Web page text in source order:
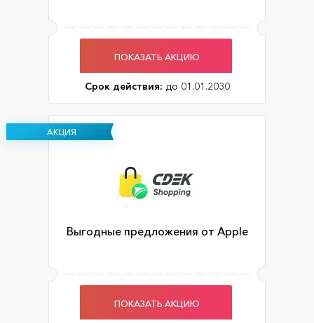
ПОКАЗАТЬ АКЦИЮ
Срок действия: до 01.01.2030
АКЦИЯ
Выгодные предложения от Apple
ПОКАЗАТЬ АКЦИЮ